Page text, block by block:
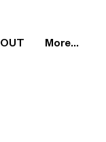
More...